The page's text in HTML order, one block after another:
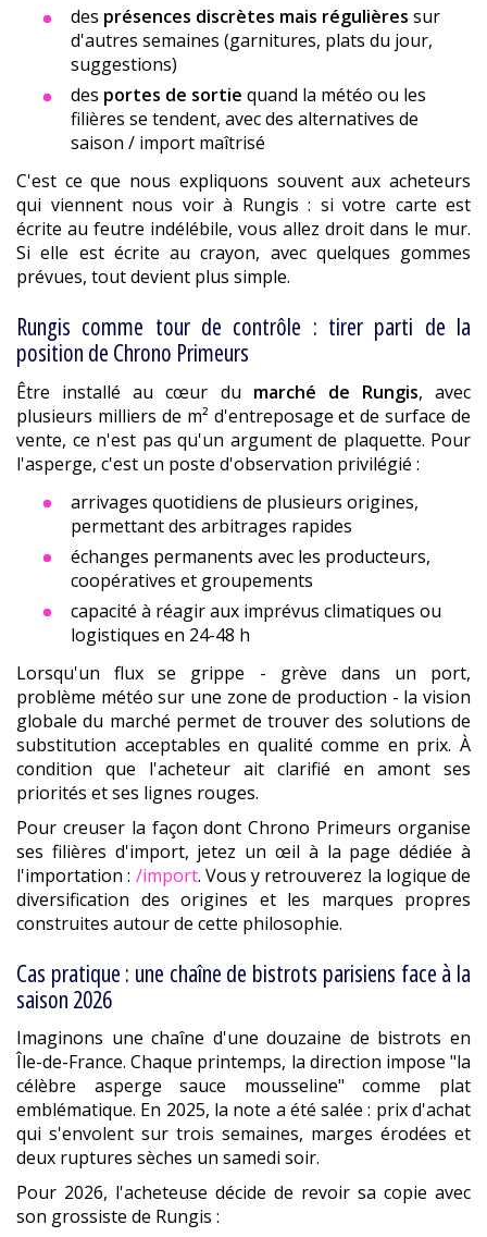
des présences discrètes mais régulières sur
d'autres semaines (garnitures, plats du jour,
suggestions)
des portes de sortie quand la météo ou les
filières se tendent, avec des alternatives de
saison / import maîtrisé
C'est ce que nous expliquons souvent aux acheteurs
qui viennent nous voir à Rungis : si votre carte est
écrite au feutre indélébile, vous allez droit dans le mur.
Si elle est écrite au crayon, avec quelques gommes
prévues, tout devient plus simple.
Rungis comme tour de contrôle : tirer parti de la
position de Chrono Primeurs
Être installé au cœur du marché de Rungis, avec
plusieurs milliers de m² d'entreposage et de surface de
vente, ce n'est pas qu'un argument de plaquette. Pour
l'asperge, c'est un poste d'observation privilégié :
arrivages quotidiens de plusieurs origines,
permettant des arbitrages rapides
échanges permanents avec les producteurs,
coopératives et groupements
capacité à réagir aux imprévus climatiques ou
logistiques en 24-48 h
Lorsqu'un flux se grippe - grève dans un port,
problème météo sur une zone de production - la vision
globale du marché permet de trouver des solutions de
substitution acceptables en qualité comme en prix. À
condition que l'acheteur ait clarifié en amont ses
priorités et ses lignes rouges.
Pour creuser la façon dont Chrono Primeurs organise
ses filières d'import, jetez un œil à la page dédiée à
l'importation : /import. Vous y retrouverez la logique de
diversification des origines et les marques propres
construites autour de cette philosophie.
Cas pratique : une chaîne de bistrots parisiens face à la
saison 2026
Imaginons une chaîne d'une douzaine de bistrots en
Île-de-France. Chaque printemps, la direction impose "la
célèbre asperge sauce mousseline" comme plat
emblématique. En 2025, la note a été salée : prix d'achat
qui s'envolent sur trois semaines, marges érodées et
deux ruptures sèches un samedi soir.
Pour 2026, l'acheteuse décide de revoir sa copie avec
son grossiste de Rungis :